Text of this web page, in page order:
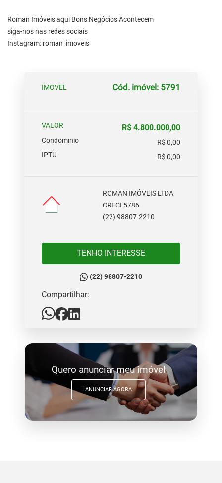
Roman Imóveis aqui Bons Negócios Acontecem
siga-nos nas redes sociais
Instagram: roman_imoveis
IMOVEL Cód. imóvel: 5791
VALOR R$ 4.800.000,00
Condomínio
R$ 0,00
IPTU
R$ 0,00
ROMAN IMÓVEIS LTDA
CRECI 5786
(22) 98807-2210
TENHO INTERESSE
(22) 98807-2210
Compartilhar:
Quero anunciar meu imóvel
ANUNCIAR AGORA